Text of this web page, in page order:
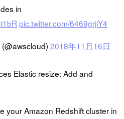
in
pic.twitter.com/6469grjiY4
2018年11月16日
Elastic resize: Add and
your Amazon Redshift cluster in